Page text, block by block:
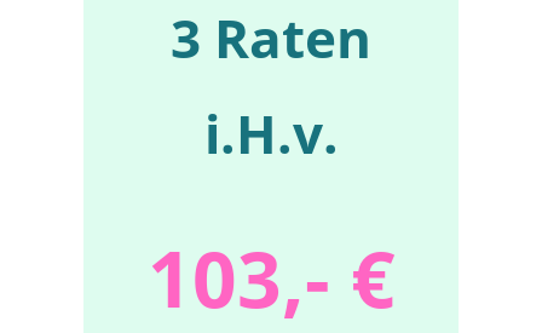
3 Raten
i.H.v.
103,- €